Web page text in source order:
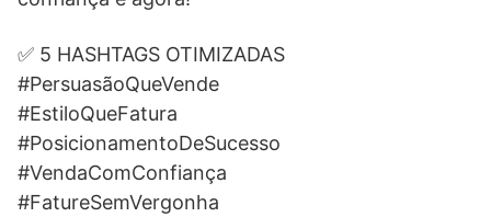
✅ 5 HASHTAGS OTIMIZADAS
#PersuasãoQueVende
#EstiloQueFatura
#PosicionamentoDeSucesso
#VendaComConfiança
#FatureSemVergonha